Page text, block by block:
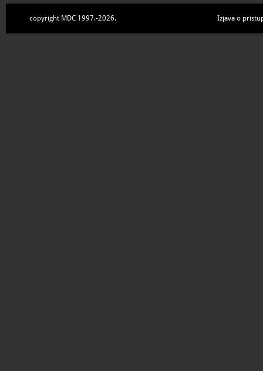
copyright MDC 1997.-2026. Izjava o